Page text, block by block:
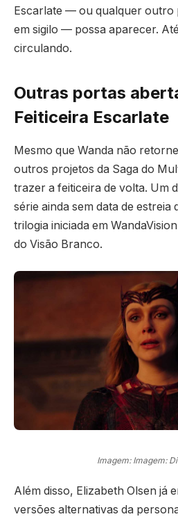
Escarlate — ou qualquer outro
em sigilo — possa aparecer.
circulando.
Outras portas
Feiticeira Escarlate
Mesmo que Wanda não
outros projetos da Saga do
trazer a feiticeira de volta. Um
série ainda sem data de estreia
trilogia iniciada em
do Visão Branco.
Imagem: Imagem:
Além disso, Elizabeth Olsen já
versões alternativas da